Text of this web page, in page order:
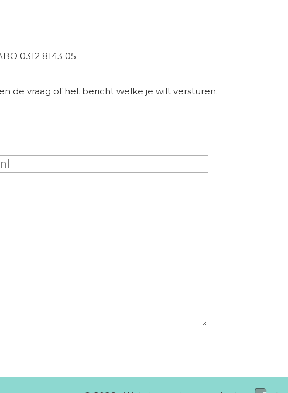
0312 8143 05
de vraag of het bericht welke je wilt versturen.